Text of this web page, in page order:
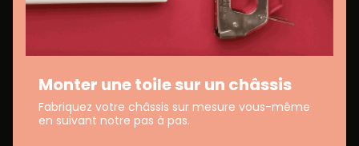
Monter une toile sur un châssis
Fabriquez votre châssis sur mesure vous-même
en suivant notre pas à pas.